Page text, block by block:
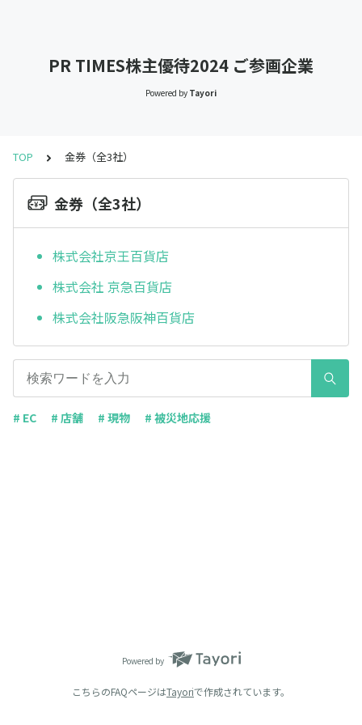
PR TIMES株主優待2024 ご参画企業
Powered by Tayori
TOP 金券（全3社）
金券（全3社）
株式会社京王百貨店
株式会社 京急百貨店
株式会社阪急阪神百貨店
# EC # 店舗 # 現物 # 被災地応援
Powered by
こちらのFAQページはTayoriで作成されています。